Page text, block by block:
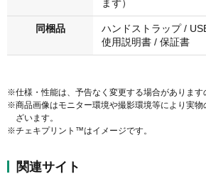
まず）
同梱品
ハンドストラップ /
使用説明書 / 保証書
※仕様・性能は、予告なく変更する場合があります
※商品画像はモニター環境や撮影環境等により実物
ざいます。
※チェキプリント™はイメージです。
関連サイト